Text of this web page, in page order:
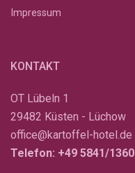
Impressum
KONTAKT
OT Lübeln 1
29482 Küsten - Lüchow
office@kartoffel-hotel.de
Telefon: +49 5841/1360